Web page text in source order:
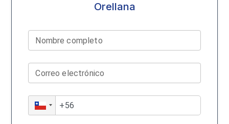
Orellana
Nombre completo
Correo electrónico